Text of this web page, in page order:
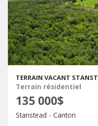
TERRAIN VACANT
Terrain résidentiel
135 000$
Stanstead - Canton